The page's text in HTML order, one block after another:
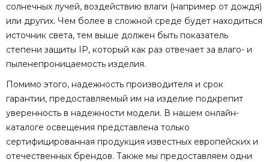
солнечных лучей, воздействию влаги (например от дождя)
или других. Чем более в сложной среде будет находиться
источник света, тем выше должен быть показатель
степени защиты IP, который как раз отвечает за влаго- и
пыленепроницаемость изделия.
Помимо этого, надежность производителя и срок
гарантии, предоставляемый им на изделие подкрепит
уверенность в надежности модели. В нашем онлайн-
каталоге освещения представлена только
сертифицированная продукция известных европейских и
отечественных брендов. Также мы предоставляем одни